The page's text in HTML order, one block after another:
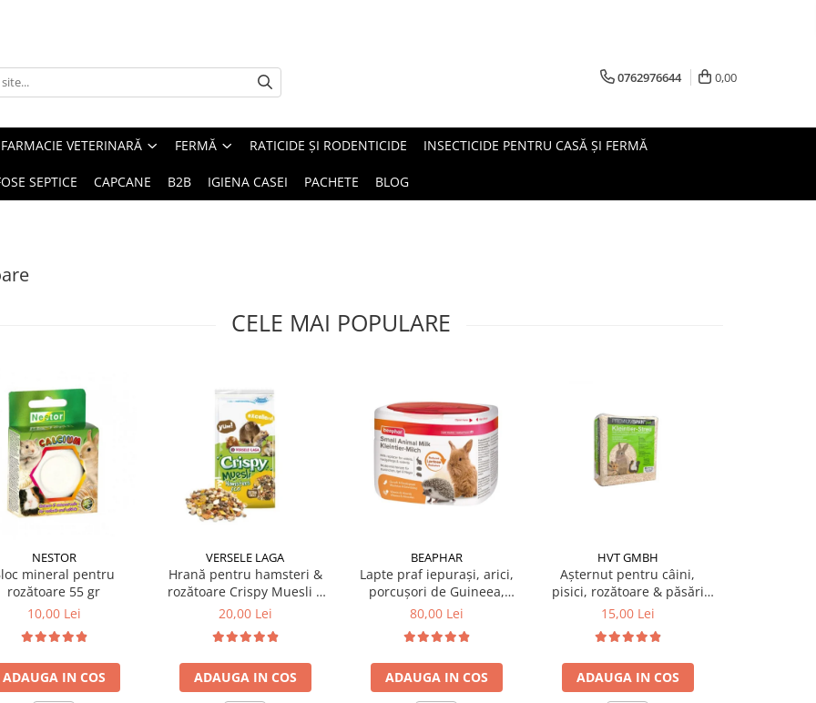
0762976644 0,00
FARMACIE VETERINARĂ FERMĂ RATICIDE ȘI RODENTICIDE INSECTICIDE PENTRU CASĂ ȘI FERMĂ
SEPTICE CAPCANE B2B IGIENA CASEI PACHETE BLOG
CELE MAI POPULARE
NESTOR
mineral pentru
rozătoare 55 gr
10,00 Lei
ADAUGA IN COS
VERSELE LAGA
Hrană pentru hamsteri &
rozătoare Crispy Muesli 1
KG
20,00 Lei
ADAUGA IN COS
BEAPHAR
Lapte praf iepuraşi, arici,
porcușori de Guineea,
chinchilla, 200 gr
80,00 Lei
ADAUGA IN COS
HVT GMBH
Așternut pentru câini,
pisici, rozătoare & păsări
exotice Premium Span 15 L
15,00 Lei
ADAUGA IN COS